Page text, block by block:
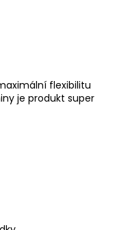
flexibilitu
je produkt super